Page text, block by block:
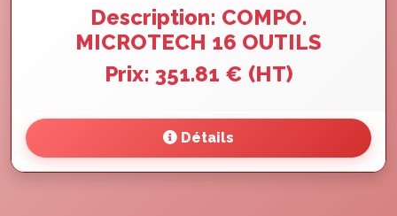
Description: COMPO.
MICROTECH 16 OUTILS
Prix: 351.81 € (HT)
Détails